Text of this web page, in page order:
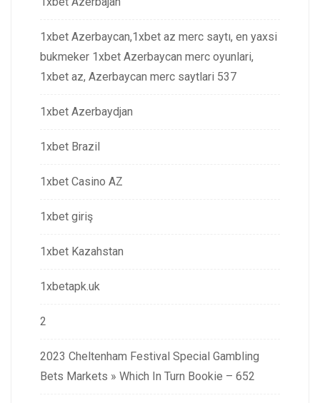
1xbet Azerbaycan,1xbet az merc saytı, en yaxsi
bukmeker 1xbet Azerbaycan merc oyunlari,
1xbet az, Azerbaycan merc saytlari 537
1xbet Azerbaydjan
1xbet Brazil
1xbet Casino AZ
1xbet giriş
1xbet Kazahstan
1xbetapk.uk
2
2023 Cheltenham Festival Special Gambling
Bets Markets » Which In Turn Bookie – 652